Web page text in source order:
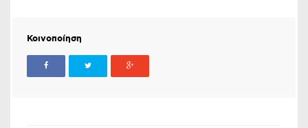
Κοινοποίηση